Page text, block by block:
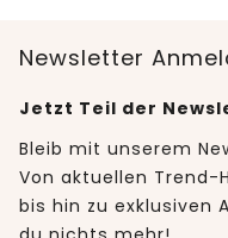
Newsletter
Jetzt Teil der
Bleib mit unserem
Von aktuellen Trend-
bis hin zu exklusiven